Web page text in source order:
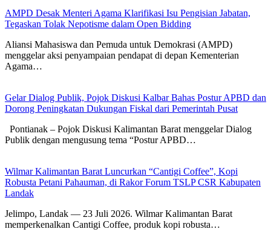
AMPD Desak Menteri Agama Klarifikasi Isu Pengisian Jabatan,
Tegaskan Tolak Nepotisme dalam Open Bidding
Aliansi Mahasiswa dan Pemuda untuk Demokrasi (AMPD)
menggelar aksi penyampaian pendapat di depan Kementerian
Agama…
Gelar Dialog Publik, Pojok Diskusi Kalbar Bahas Postur APBD dan
Dorong Peningkatan Dukungan Fiskal dari Pemerintah Pusat
Pontianak – Pojok Diskusi Kalimantan Barat menggelar Dialog
Publik dengan mengusung tema “Postur APBD…
Wilmar Kalimantan Barat Luncurkan “Cantigi Coffee”, Kopi
Robusta Petani Pahauman, di Rakor Forum TSLP CSR Kabupaten
Landak
Jelimpo, Landak — 23 Juli 2026. Wilmar Kalimantan Barat
memperkenalkan Cantigi Coffee, produk kopi robusta…